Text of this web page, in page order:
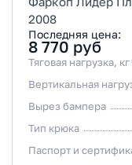
2008
Последняя цена:
8 770 руб
Тяговая нагрузка, кг
Вертикальная
Вырез бампера
Тип крюка
Паспорт и